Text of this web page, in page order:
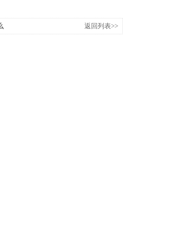
返回列表>>